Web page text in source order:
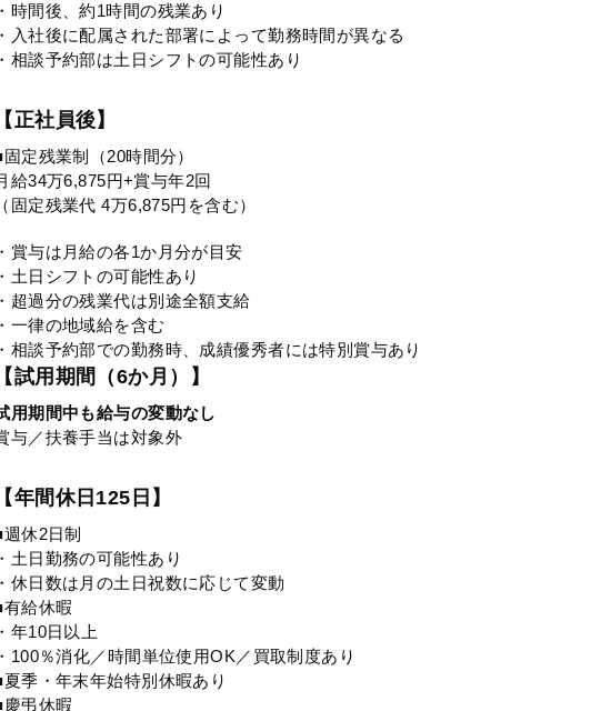
時間後、約1時間の残業あり
入社後に配属された部署によって勤務時間が異なる
相談予約部は土日シフトの可能性あり
正社員後】
定残業制（20時間分）
給34万6,875円+賞与年2回
固定残業代 4万6,875円を含む）
賞与は月給の各1か月分が目安
土日シフトの可能性あり
超過分の残業代は別途全額支給
一律の地域給を含む
相談予約部での勤務時、成績優秀者には特別賞与あり
試用期間（6か月）】
用期間中も給与の変動なし
与／扶養手当は対象外
年間休日125日】
休2日制
土日勤務の可能性あり
休日数は月の土日祝数に応じて変動
有給休暇
年10日以上
100％消化／時間単位使用OK／買取制度あり
夏季・年末年始特別休暇あり
慶弔休暇